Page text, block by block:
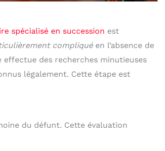
spécialisé en succession est
compliquéen l’absence de
des recherches minutieuses
légalement. Cette étape est
du défunt. Cette évaluation